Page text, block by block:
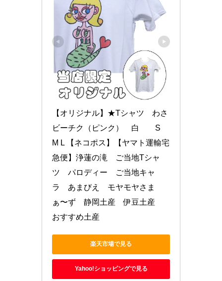
【オリジナル】★Tシャツ　わさ
ビーチク（ピンク）　白　　S
M L 【ネコポス】【ヤマト運輸宅
急便】浄蓮の滝　ご当地Tシャ
ツ　パロディー　ご当地キャ
ラ　あまびえ　モヤモヤさま
ぁ〜ず　静岡土産　伊豆土産
おすすめ土産
楽天市場で見る
Yahoo!ショッピングで見る